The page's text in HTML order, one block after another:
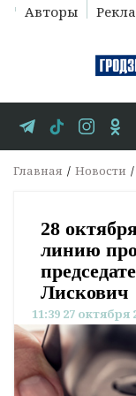
Авторы
Главная Новости
28
линию
Лискович
11:39 27 октября